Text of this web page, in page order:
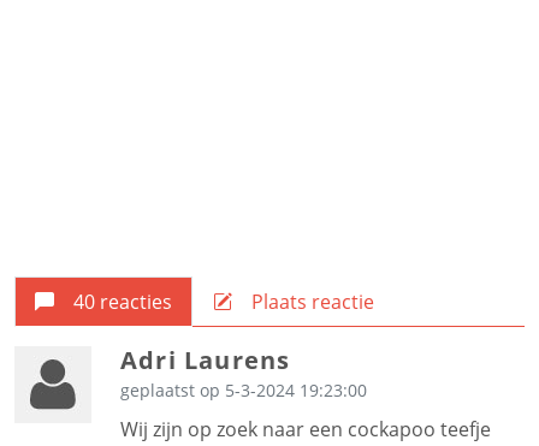
40 reacties Plaats reactie
Adri Laurens
geplaatst op 5-3-2024 19:23:00
Wij zijn op zoek naar een cockapoo teefje